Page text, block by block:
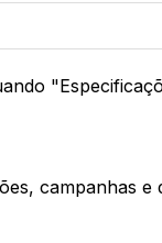
campanhas